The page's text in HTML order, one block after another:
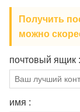
Получить
можно
почтовый ящик :
имя :